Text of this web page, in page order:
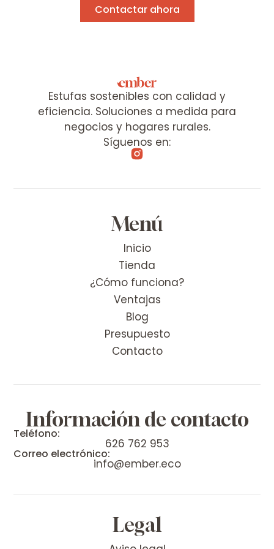
Contactar ahora
Estufas sostenibles con calidad y
eficiencia. Soluciones a medida para
negocios y hogares rurales.
Síguenos en:
Menú
Inicio
Tienda
¿Cómo funciona?
Ventajas
Blog
Presupuesto
Contacto
Información de contacto
Teléfono:
626 762 953
Correo electrónico:
info@ember.eco
Legal